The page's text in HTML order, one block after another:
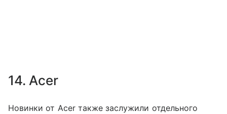
14. Acer
Новинки от Acer также заслужили отдельного